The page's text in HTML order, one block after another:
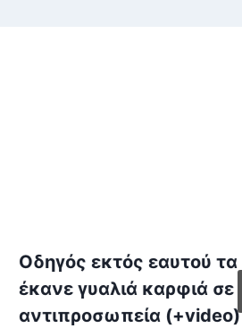
Οδηγός εκτός εαυτού τα
έκανε γυαλιά καρφιά σε
αντιπροσωπεία (+video)